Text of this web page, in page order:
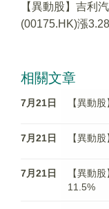
【異動股】吉利
(00175.HK)漲
相關文章
7月21日 【異動
7月21日 【異動
7月21日
【異動
11.5%